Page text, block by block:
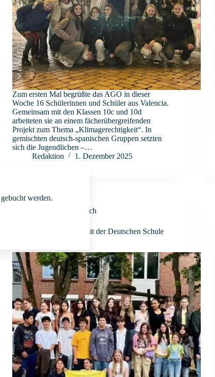
gebucht werden.
Zum ersten Mal begrüßte das AGO in dieser
Woche 16 Schülerinnen und Schüler aus Valencia.
Gemeinsam mit den Klassen 10c und 10d
arbeiteten sie an einem fächerübergreifenden
Projekt zum Thema „Klimagerechtigkeit“. In
gemischten deutsch-spanischen Gruppen setzten
sich die Jugendlichen –…
Redaktion
1. Dezember 2025
Spanisch
Der Ecuadoraustausch mit der Deutschen Schule